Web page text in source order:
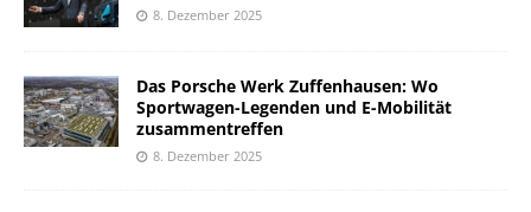
8. Dezember 2025
Das Porsche Werk Zuffenhausen: Wo
Sportwagen-Legenden und E-Mobilität
zusammentreffen
8. Dezember 2025